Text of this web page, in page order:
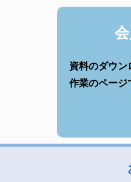
資料のダウ
作業のページ